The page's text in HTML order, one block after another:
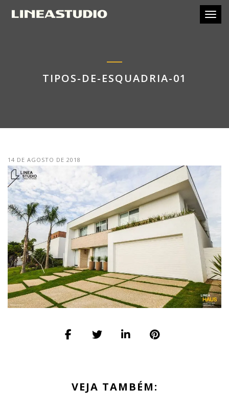
TIPOS-DE-ESQUADRIA-01
14 DE AGOSTO DE 2018
VEJA TAMBÉM: